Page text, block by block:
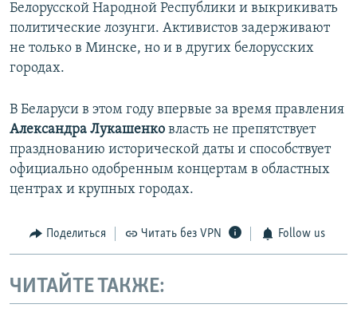
Белорусской Народной Республики и выкрикивать
политические лозунги. Активистов задерживают
не только в Минске, но и в других белорусских
городах.
В Беларуси в этом году впервые за время правления
Александра Лукашенко власть не препятствует
празднованию исторической даты и способствует
официально одобренным концертам в областных
центрах и крупных городах.
Поделиться Читать без VPN Follow us
ЧИТАЙТЕ ТАКЖЕ: